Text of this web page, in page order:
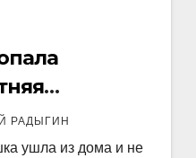
РАДЫГИН
ушла из дома и не